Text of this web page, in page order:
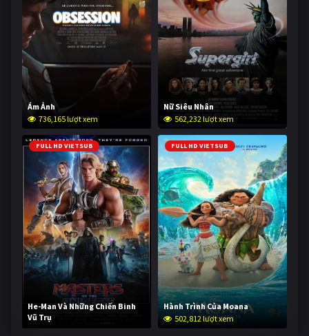
Ám Ảnh
736,165 lượt xem
Nữ Siêu Nhân
562,232 lượt xem
FULL HD VIETSUB
He-Man Và Những Chiến Binh
Vũ Trụ
252,742 lượt xem
FULL HD VIETSUB
Hành Trình Của Moana
502,812 lượt xem